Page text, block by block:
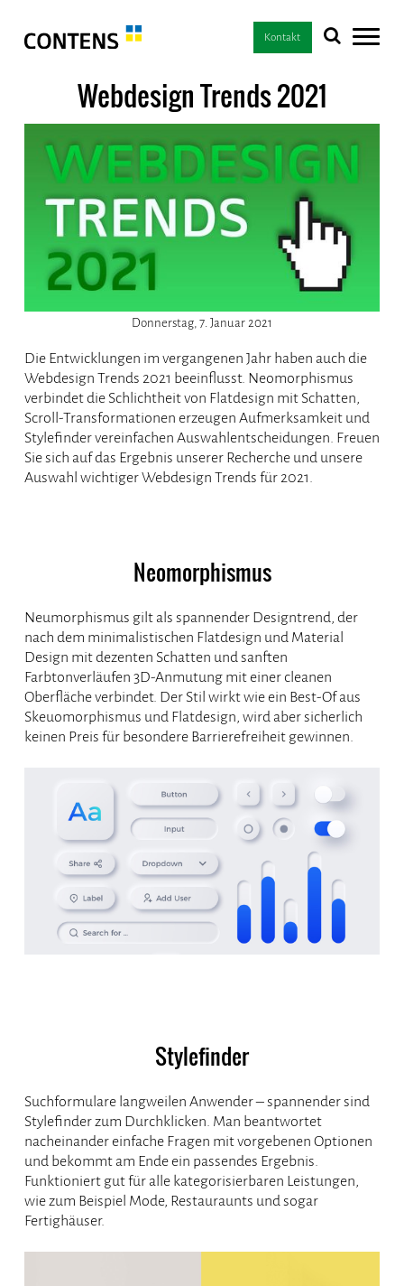
Kontakt
Webdesign Trends 2021
Donnerstag, 7. Januar 2021
Die Entwicklungen im vergangenen Jahr haben auch die
Webdesign Trends 2021 beeinflusst. Neomorphismus
verbindet die Schlichtheit von Flatdesign mit Schatten,
Scroll-Transformationen erzeugen Aufmerksamkeit und
Stylefinder vereinfachen Auswahlentscheidungen. Freuen
Sie sich auf das Ergebnis unserer Recherche und unsere
Auswahl wichtiger Webdesign Trends für 2021.
Neomorphismus
Neumorphismus gilt als spannender Designtrend, der
nach dem minimalistischen Flatdesign und Material
Design mit dezenten Schatten und sanften
Farbtonverläufen 3D-Anmutung mit einer cleanen
Oberfläche verbindet. Der Stil wirkt wie ein Best-Of aus
Skeuomorphismus und Flatdesign, wird aber sicherlich
keinen Preis für besondere Barrierefreiheit gewinnen.
Stylefinder
Suchformulare langweilen Anwender – spannender sind
Stylefinder zum Durchklicken. Man beantwortet
nacheinander einfache Fragen mit vorgebenen Optionen
und bekommt am Ende ein passendes Ergebnis.
Funktioniert gut für alle kategorisierbaren Leistungen,
wie zum Beispiel Mode, Restauraunts und sogar
Fertighäuser.